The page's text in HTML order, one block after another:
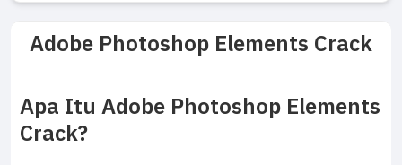
Adobe Photoshop Elements Crack
Apa Itu Adobe Photoshop Elements
Crack?